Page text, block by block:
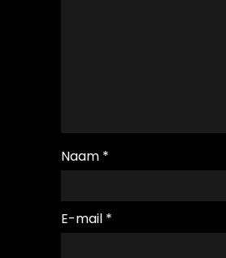
Naam *
E-mail *